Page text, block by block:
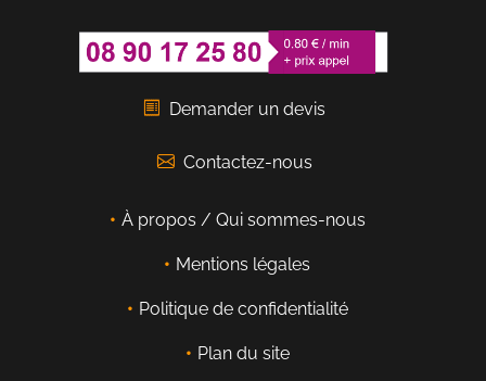
Demander un devis
Contactez-nous
À propos / Qui sommes-nous
Mentions légales
Politique de confidentialité
Plan du site